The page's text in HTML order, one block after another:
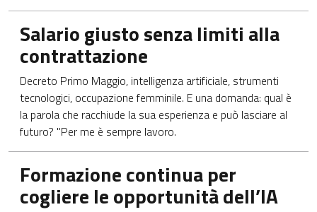
Salario giusto senza limiti alla
contrattazione
Decreto Primo Maggio, intelligenza artificiale, strumenti
tecnologici, occupazione femminile. E una domanda: qual è
la parola che racchiude la sua esperienza e può lasciare al
futuro? "Per me è sempre lavoro.
Formazione continua per
cogliere le opportunità dell’IA